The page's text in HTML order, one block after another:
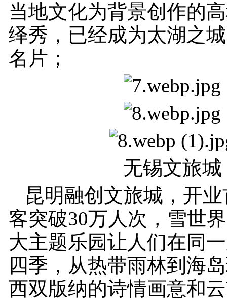
当地文化为背景创作的
绎秀，已经成为太湖之
名片；
无锡文旅城
昆明融创文旅城，开
客突破30万人次，雪世
大主题乐园让人们在同
四季，从热带雨林到海
西双版纳的诗情画意和